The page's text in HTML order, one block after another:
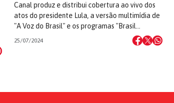
Canal produz e distribui cobertura ao vivo dos
atos do presidente Lula, a versão multimídia de
"A Voz do Brasil" e os programas "Brasil…
25/07/2024